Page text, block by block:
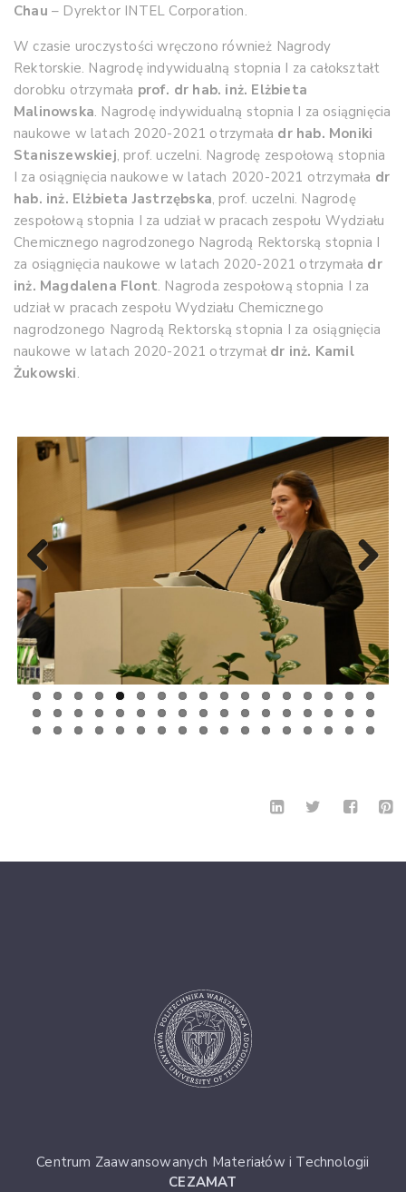
Chau – Dyrektor INTEL Corporation.
W czasie uroczystości wręczono również Nagrody
Rektorskie. Nagrodę indywidualną stopnia I za całokształt
dorobku otrzymała prof. dr hab. inż. Elżbieta
Malinowska. Nagrodę indywidualną stopnia I za osiągnięcia
naukowe w latach 2020-2021 otrzymała dr hab. Moniki
Staniszewskiej, prof. uczelni. Nagrodę zespołową stopnia
I za osiągnięcia naukowe w latach 2020-2021 otrzymała dr
hab. inż. Elżbieta Jastrzębska, prof. uczelni. Nagrodę
zespołową stopnia I za udział w pracach zespołu Wydziału
Chemicznego nagrodzonego Nagrodą Rektorską stopnia I
za osiągnięcia naukowe w latach 2020-2021 otrzymała dr
inż. Magdalena Flont. Nagroda zespołową stopnia I za
udział w pracach zespołu Wydziału Chemicznego
nagrodzonego Nagrodą Rektorską stopnia I za osiągnięcia
naukowe w latach 2020-2021 otrzymał dr inż. Kamil
Żukowski.
Previous Next
Centrum Zaawansowanych Materiałów i Technologii
CEZAMAT